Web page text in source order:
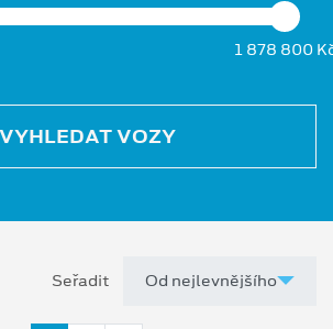
1 878 800
VYHLEDAT VOZY
Seřadit